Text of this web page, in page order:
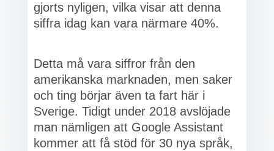
gjorts nyligen, vilka visar att denna
siffra idag kan vara närmare 40%.
Detta må vara siffror från den
amerikanska marknaden, men saker
och ting börjar även ta fart här i
Sverige. Tidigt under 2018 avslöjade
man nämligen att Google Assistant
kommer att få stöd för 30 nya språk,